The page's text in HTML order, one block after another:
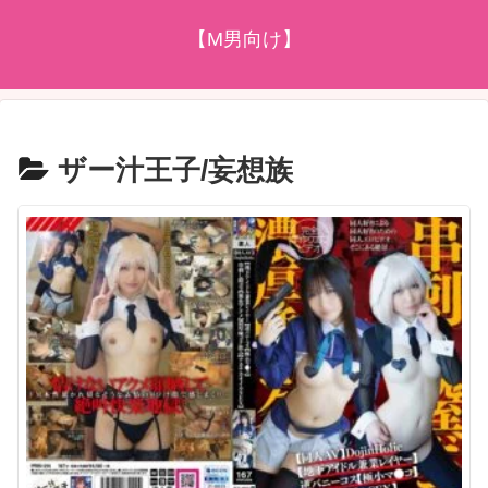
【M男向け】
ザー汁王子/妄想族